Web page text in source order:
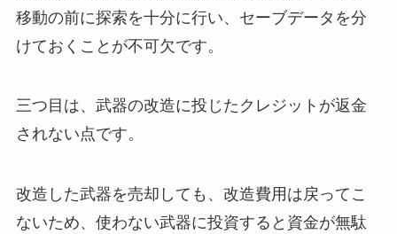
移動の前に探索を十分に行い、セーブデータを分
けておくことが不可欠です。
三つ目は、武器の改造に投じたクレジットが返金
されない点です。
改造した武器を売却しても、改造費用は戻ってこ
ないため、使わない武器に投資すると資金が無駄